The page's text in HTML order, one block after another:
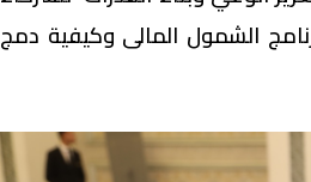
الشمول المالى وكيفية دمج